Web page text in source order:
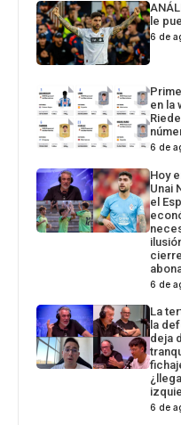
le
6 de
en la
6 de
Hoy
Unai
el
6 de
La
la
deja
6 de